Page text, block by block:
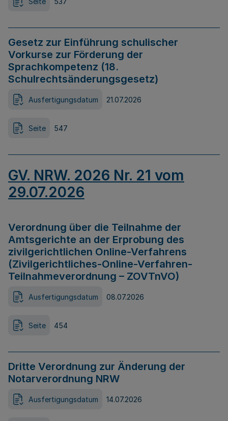
Gesetz zur Einführung schulischer
Vorkurse zur Förderung der
Sprachkompetenz (18.
Schulrechtsänderungsgesetz)
Ausfertigungsdatum 21.07.2026
Seite 547
GV. NRW. 2026 Nr. 21 vom
29.07.2026
Verordnung über die Teilnahme der
Amtsgerichte an der Erprobung des
zivilgerichtlichen Online-Verfahrens
(Zivilgerichtliches-Online-Verfahren-
Teilnahmeverordnung – ZOVTnVO)
Ausfertigungsdatum 08.07.2026
Seite 454
Dritte Verordnung zur Änderung der
Notarverordnung NRW
Ausfertigungsdatum 14.07.2026